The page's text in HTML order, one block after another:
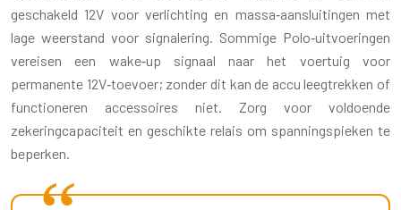
geschakeld 12V voor verlichting en massa‑aansluitingen met
lage weerstand voor signalering. Sommige Polo‑uitvoeringen
vereisen een wake‑up signaal naar het voertuig voor
permanente 12V‑toevoer; zonder dit kan de accu leegtrekken of
functioneren accessoires niet. Zorg voor voldoende
zekeringcapaciteit en geschikte relais om spanningspieken te
beperken.